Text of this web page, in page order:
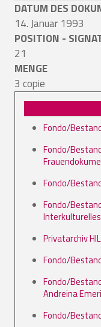
DATUM DES
14. Januar 1993
POSITION -
21
MENGE
3 copie
Fondo/
Fondo/
Fondo/
Fondo/
Privatarchiv
Fondo/
Fondo/
Andreina Emeri
Fondo/